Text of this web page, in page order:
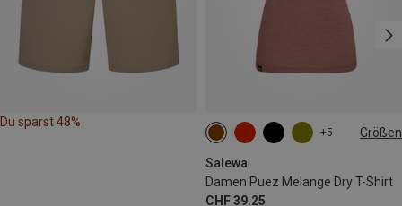
Du sparst 48%
+5 Größen
Salewa
Damen Puez Melange Dry T-Shirt
CHF 39.25
XS S M
XXL